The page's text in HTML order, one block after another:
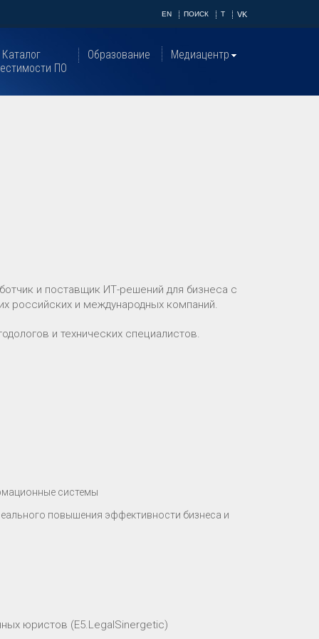
EN ПОИСК T VK
Каталог
ПО
Образование Медиацентр
и поставщик ИТ-решений для бизнеса с
российских и международных компаний.
и технических специалистов.
системы
повышения эффективности бизнеса и
юристов (E5.LegalSinergetic)